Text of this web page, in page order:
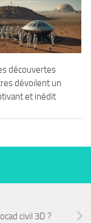
découvertes
dévoilent un
et inédit
civil 3D ?